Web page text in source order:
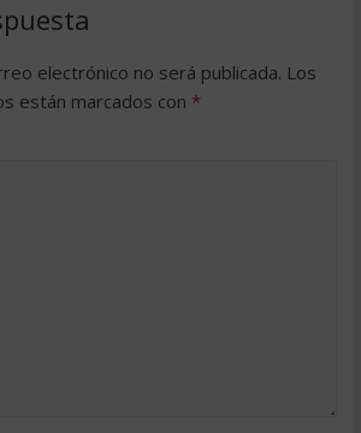
electrónico no será publicada. Los
están marcados con *